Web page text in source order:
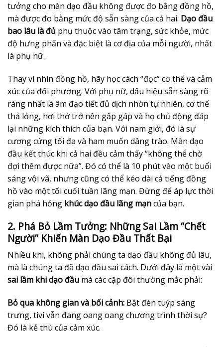
tưởng cho màn dạo đầu không được đo bằng đồng hồ,
mà được đo bằng mức độ sẵn sàng của cả hai. Dạo đầu
bao lâu là đủ phụ thuộc vào tâm trạng, sức khỏe, mức
độ hưng phấn và đặc biệt là cơ địa của mỗi người, nhất
là phụ nữ.
Thay vì nhìn đồng hồ, hãy học cách “đọc” cơ thể và cảm
xúc của đối phương. Với phụ nữ, dấu hiệu sẵn sàng rõ
ràng nhất là âm đạo tiết đủ dịch nhờn tự nhiên, cơ thể
thả lỏng, hơi thở trở nên gấp gáp và họ chủ động đáp
lại những kích thích của bạn. Với nam giới, đó là sự
cương cứng tối đa và ham muốn dâng trào. Màn dạo
đầu kết thúc khi cả hai đều cảm thấy “không thể chờ
đợi thêm được nữa”. Đó có thể là 10 phút vào một buổi
sáng vội vã, nhưng cũng có thể kéo dài cả tiếng đồng
hồ vào một tối cuối tuần lãng mạn. Đừng để áp lực thời
gian phá hỏng khúc dạo đầu lãng mạncủa bạn.
2. Phá Bỏ Lầm Tưởng: Những Sai Lầm “Chết
Người” Khiến Màn Dạo Đầu Thất Bại
Nhiều khi, không phải chúng ta dạo đầu không đủ lâu,
mà là chúng ta đã dạo đầu sai cách. Dưới đây là một vài
sai lầm khi dạo đầu mà các cặp đôi thường mắc phải:
Bỏ qua không gian và bối cảnh: Bật đèn tuýp sáng
trưng, tivi vẫn đang oang oang chương trình thời sự?
Đó là kẻ thù của cảm xúc.